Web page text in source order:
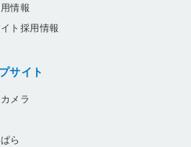
情報
ト採用情報
サイト
メラ
ら